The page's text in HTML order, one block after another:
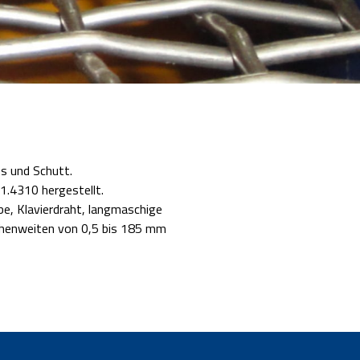
und Schutt.
hergestellt.
Klavierdraht, langmaschige
von 0,5 bis 185 mm